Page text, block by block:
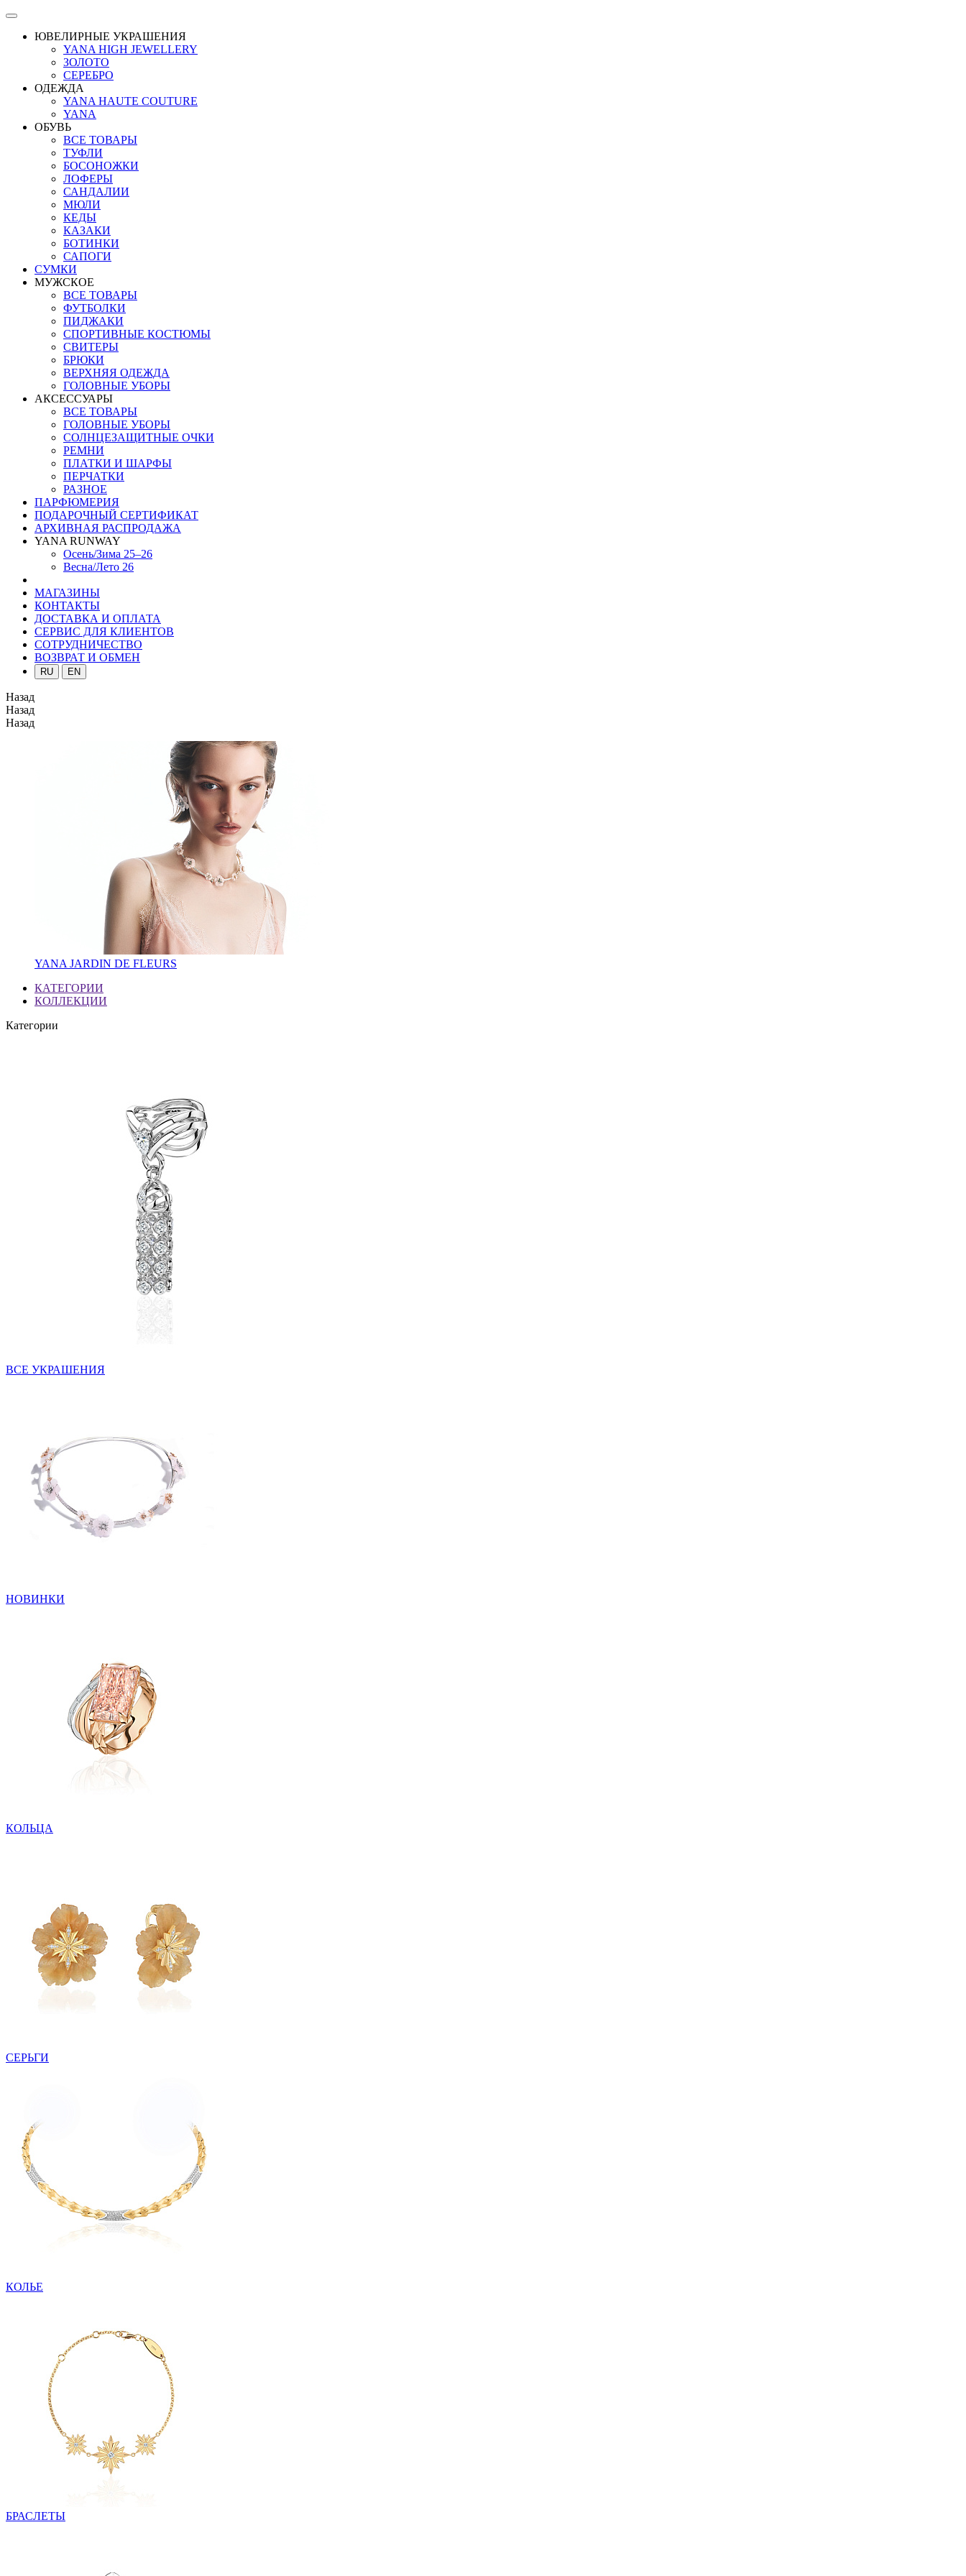
ЮВЕЛИРНЫЕ УКРАШЕНИЯ
YANA HIGH JEWELLERY
ЗОЛОТО
СЕРЕБРО
ОДЕЖДА
YANA HAUTE COUTURE
YANA
ОБУВЬ
ВСЕ ТОВАРЫ
ТУФЛИ
БОСОНОЖКИ
ЛОФЕРЫ
САНДАЛИИ
МЮЛИ
КЕДЫ
КАЗАКИ
БОТИНКИ
САПОГИ
СУМКИ
МУЖСКОЕ
ВСЕ ТОВАРЫ
ФУТБОЛКИ
ПИДЖАКИ
СПОРТИВНЫЕ КОСТЮМЫ
СВИТЕРЫ
БРЮКИ
ВЕРХНЯЯ ОДЕЖДА
ГОЛОВНЫЕ УБОРЫ
АКСЕССУАРЫ
ВСЕ ТОВАРЫ
ГОЛОВНЫЕ УБОРЫ
СОЛНЦЕЗАЩИТНЫЕ ОЧКИ
РЕМНИ
ПЛАТКИ И ШАРФЫ
ПЕРЧАТКИ
РАЗНОЕ
ПАРФЮМЕРИЯ
ПОДАРОЧНЫЙ СЕРТИФИКАТ
АРХИВНАЯ РАСПРОДАЖА
YANA RUNWAY
Осень/Зима 25–26
Весна/Лето 26
МАГАЗИНЫ
КОНТАКТЫ
ДОСТАВКА И ОПЛАТА
СЕРВИС ДЛЯ КЛИЕНТОВ
СОТРУДНИЧЕСТВО
ВОЗВРАТ И ОБМЕН
RU EN
Назад
Назад
Назад
YANA JARDIN DE FLEURS
КАТЕГОРИИ
КОЛЛЕКЦИИ
Категории
ВСЕ УКРАШЕНИЯ
НОВИНКИ
КОЛЬЦА
СЕРЬГИ
КОЛЬЕ
БРАСЛЕТЫ